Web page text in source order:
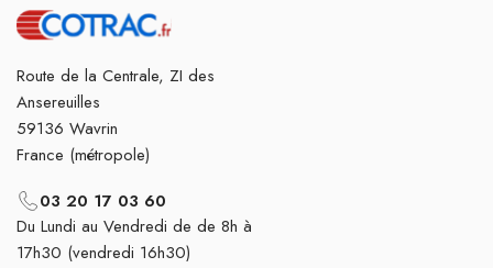
Route de la Centrale, ZI des
Ansereuilles
59136 Wavrin
France (métropole)
03 20 17 03 60
Du Lundi au Vendredi de de 8h à
17h30 (vendredi 16h30)